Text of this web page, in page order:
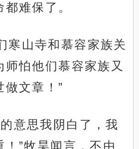
难保了。
寒山寺和慕容家族关
师怕他们慕容家族又
文章！”
意思我阴白了，我
”牧昊闻言，不由